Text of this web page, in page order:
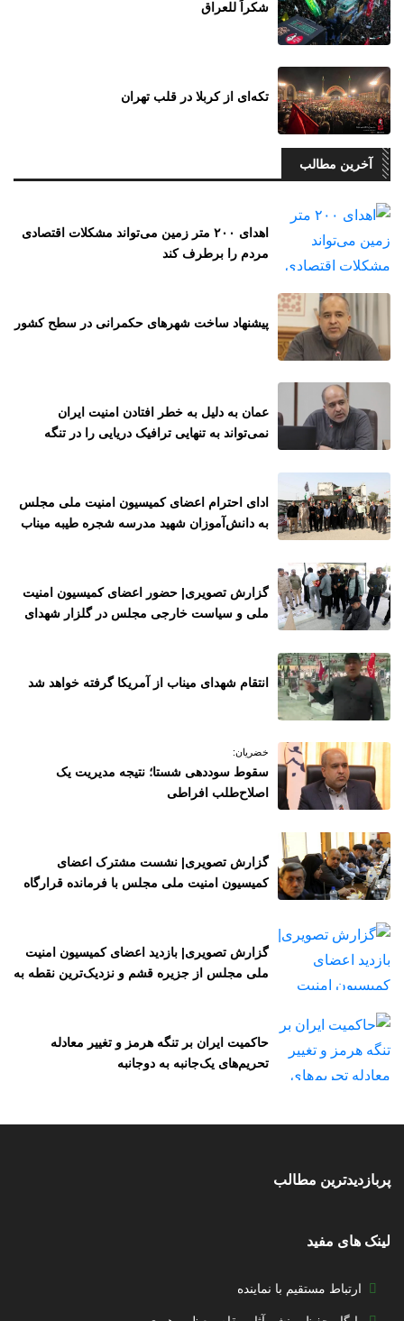
شکراً للعراق
تکه‌ای از کربلا در قلب تهران
آخرین مطالب
اهدای ۲۰۰ متر زمین می‌تواند مشکلات اقتصادی
مردم را برطرف کند
پیشنهاد ساخت شهرهای حکمرانی در سطح کشور
عمان به دلیل به خطر افتادن امنیت ایران
نمی‌تواند به تنهایی ترافیک دریایی را در تنگه
ادای احترام اعضای کمیسیون امنیت ملی مجلس
به دانش‌آموزان شهید مدرسه شجره طیبه میناب
گزارش تصویری| حضور اعضای کمیسیون امنیت
ملی و سیاست خارجی مجلس در گلزار شهدای
انتقام شهدای میناب از آمریکا گرفته خواهد شد
خضریان:
سقوط سوددهی شستا؛ نتیجه مدیر‌یت یک
اصلاح‌طلب افراطی
گزارش تصویری| نشست مشترک اعضای
کمیسیون امنیت ملی مجلس با فرمانده قرارگاه
گزارش تصویری| بازدید اعضای کمیسیون امنیت
ملی مجلس از جزیره قشم و نزدیک‌ترین نقطه به
حاکمیت ایران بر تنگه هرمز و تغییر معادله
تحریم‌های یک‌جانبه به دوجانبه
لینک های مفید
ارتباط مستقیم با نماینده
پربازدیدترین مطالب